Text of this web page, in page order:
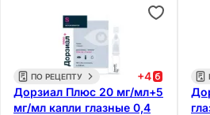
ПО РЕЦЕПТУ +4
Дорзиал Плюс 20 мг/мл+5
мг/мл капли глазные 0,4